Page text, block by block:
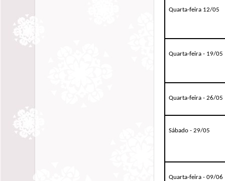
Quarta-feira 12/05
Quarta-feira - 19/05
Quarta-feira - 26/05
Sábado - 29/05
Quarta-feira - 09/06